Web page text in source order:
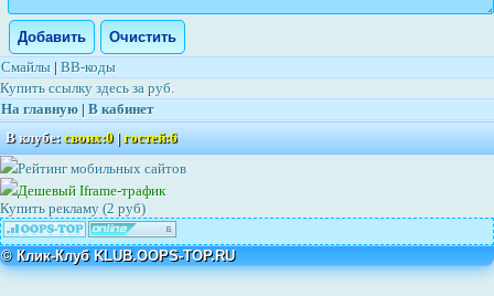
Смайлы | BB-коды
Купить ссылку здесь за руб.
На главную | В кабинет
В клубе:своих:0|гостей:6
Рейтинг мобильных сайтов
Дешевый Iframe-трафик
Купить рекламу (2 руб)
© Клик-Клуб KLUB.OOPS-TOP.RU